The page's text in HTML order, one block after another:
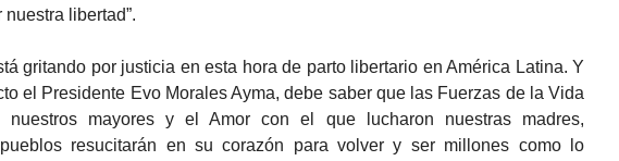
libertad”.
gritando por justicia en esta hora de parto libertario en América Latina. Y
el Presidente Evo Morales Ayma, debe saber que las Fuerzas de la Vida
mayores y el Amor con el que lucharon nuestras madres,
resucitarán en su corazón para volver y ser millones como lo